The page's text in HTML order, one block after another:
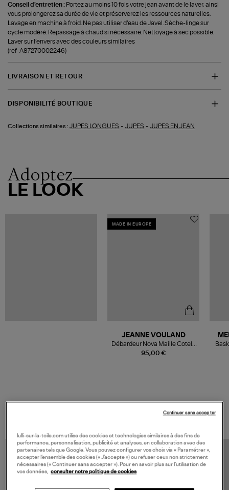
Conseil d'entretien : Portez au moins 10 fois votre jean avant de le laver, ainsi
vous prolongerez sa durée de vie et préserverez les ressources naturelles.
Lavage en machine à froid. Ne pas utiliser d’eau de Javel. Sèche-linge sur
cycle modéré. Repassage à chaud si nécessaire. Nettoyage à sec possible.
Laver sur l’envers avec des couleurs similaires
(ref-A87270002246)
LIVRAISON ET RETOUR
DISPONIBILITÉ BOUTIQUE
Collections similaires : JUPES LONGUES -JUPES -JUPES EN JEAN
Adoptez
LE LOOK
MADE IN EUROPE
95,00 €
JEANNE VOULAND
Débardeur Nova Maille Cotelé
Blanc
lulli-sur-la-toile.com utilise des cookies et technologies similaires à des fins de
performance, personnalisation, publicité et analyses, en collaboration avec des
partenaires tels que Google. Vous pouvez configurer vos choix via « Paramétrer »,
accepter l’ensemble des cookies (« J’accepte ») ou refuser ceux non strictement
nécessaires (« Continuer sans accepter »). Pour en savoir plus sur l’utilisation de
vos données, consulter notre politique de cookies
Continuer sans accepter